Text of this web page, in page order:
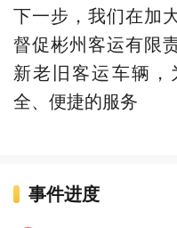
下一步，我们在加
督促彬州客运有限
新老旧客运车辆
全、便捷的服务
事件进度